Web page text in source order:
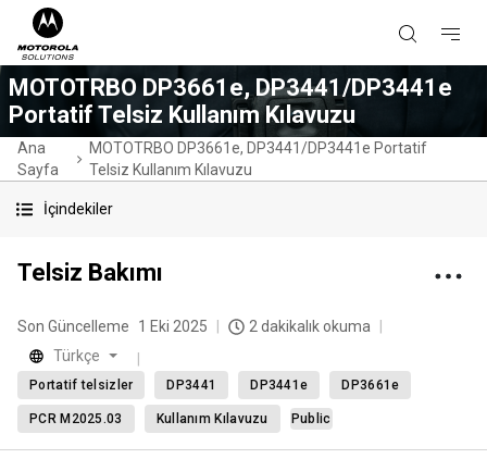
MOTOTRBO DP3661e, DP3441/DP3441e
Portatif Telsiz Kullanım Kılavuzu
Ana
Sayfa
MOTOTRBO DP3661e, DP3441/DP3441e Portatif
Telsiz Kullanım Kılavuzu
İçindekiler
Telsiz Bakımı
Son Güncelleme 1 Eki 2025
2 dakikalık okuma
Türkçe
Portatif telsizler DP3441 DP3441e DP3661e
PCR M2025.03 Kullanım Kılavuzu Public